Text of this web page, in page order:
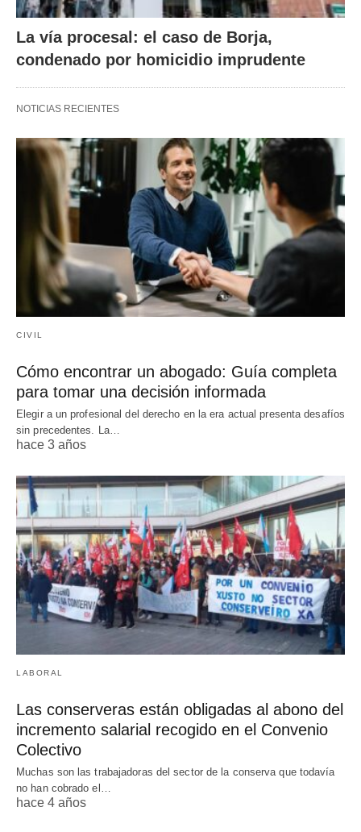
La vía procesal: el caso de Borja,
condenado por homicidio imprudente
NOTICIAS RECIENTES
CIVIL
Cómo encontrar un abogado: Guía completa
para tomar una decisión informada
Elegir a un profesional del derecho en la era actual presenta desafíos
sin precedentes. La…
hace 3 años
LABORAL
Las conserveras están obligadas al abono del
incremento salarial recogido en el Convenio
Colectivo
Muchas son las trabajadoras del sector de la conserva que todavía
no han cobrado el…
hace 4 años